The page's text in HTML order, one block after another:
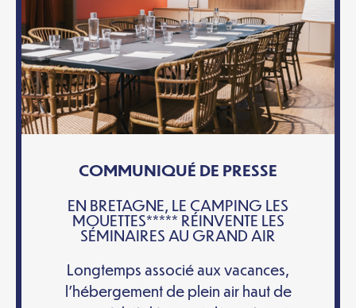
COMMUNIQUÉ DE PRESSE
EN BRETAGNE, LE CAMPING LES
MOUETTES***** RÉINVENTE LES
SÉMINAIRES AU GRAND AIR
Longtemps associé aux vacances,
l’hébergement de plein air haut de